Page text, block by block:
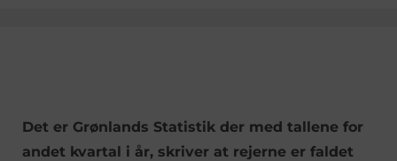
Det er Grønlands Statistik der med tallene for
andet kvartal i år, skriver at rejerne er faldet